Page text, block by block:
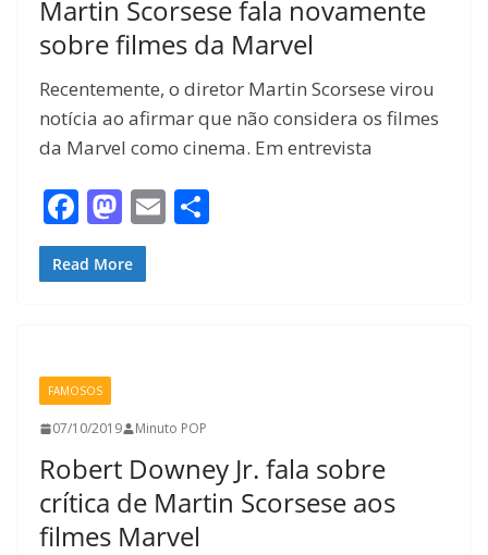
Martin Scorsese fala novamente
sobre filmes da Marvel
Recentemente, o diretor Martin Scorsese virou
notícia ao afirmar que não considera os filmes
da Marvel como cinema. Em entrevista
F
ac
e
o
k
M
as
to
E
Read More
FAMOSOS
07/10/2019 Minuto POP
Robert Downey Jr. fala sobre
crítica de Martin Scorsese aos
filmes Marvel